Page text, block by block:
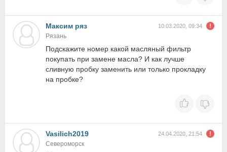
Максим ряз 10.03.2020, 09:34
Рязань
Подскажите номер какой масляный фильтр
покупать при замене масла? И как лучше
сливную пробку заменить или только прокладку
на пробке?
Vasilich2019 24.04.2020, 21:54
Североморск